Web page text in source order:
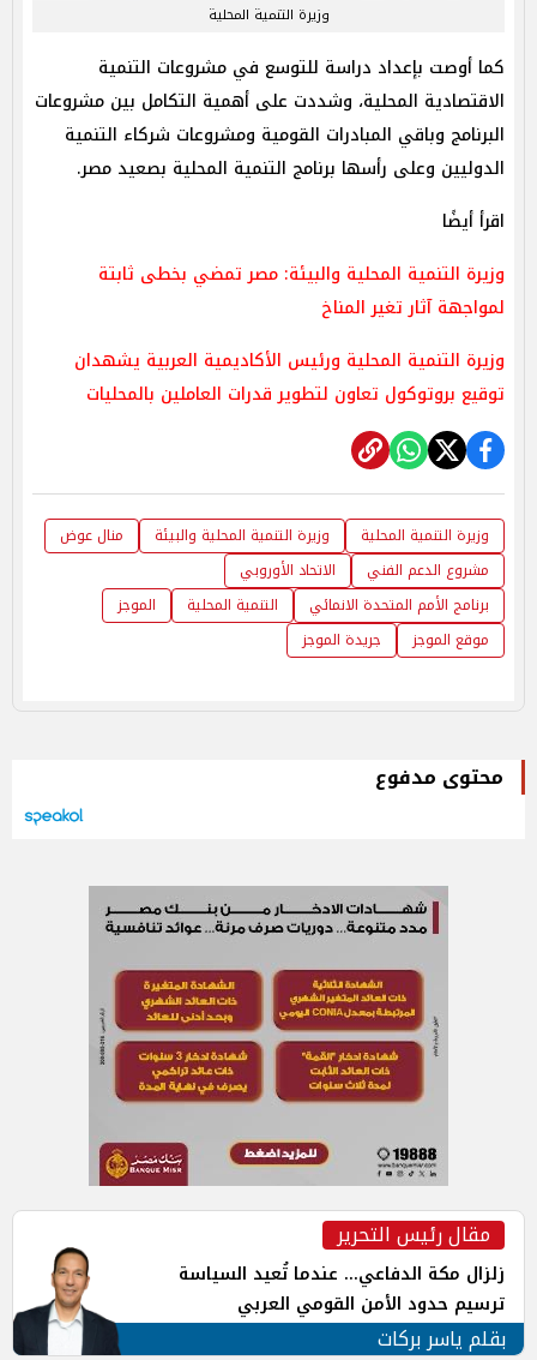
وزيرة التنمية المحلية
كما أوصت بإعداد دراسة للتوسع في مشروعات التنمية
الاقتصادية المحلية، وشددت على أهمية التكامل بين مشروعات
البرنامج وباقي المبادرات القومية ومشروعات شركاء التنمية
الدوليين وعلى رأسها برنامج التنمية المحلية بصعيد مصر.
اقرأ أيضًا
وزيرة التنمية المحلية والبيئة: مصر تمضي بخطى ثابتة
لمواجهة آثار تغير المناخ
وزيرة التنمية المحلية ورئيس الأكاديمية العربية يشهدان
توقيع بروتوكول تعاون لتطوير قدرات العاملين بالمحليات
وزيرة التنمية المحلية وزيرة التنمية المحلية والبيئة
منال عوض
مشروع الدعم الفني
الاتحاد الأوروبي
برنامج الأمم المتحدة الانمائي
التنمية المحلية
الموجز
موقع الموجز
جريدة الموجز
محتوى مدفوع
مقال رئيس التحرير
زلزال مكة الدفاعي... عندما تُعيد السياسة
ترسيم حدود الأمن القومي العربي
بقلم ياسر بركات